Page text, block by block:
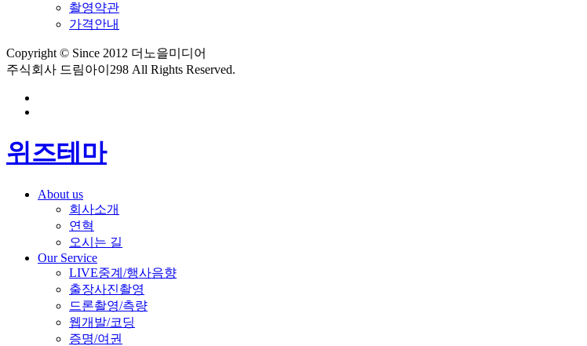
촬영약관
가격안내
Copyright © Since 2012 더노을미디어
주식회사 드림아이298 All Rights Reserved.
위즈테마
About us
회사소개
연혁
오시는 길
Our Service
LIVE중계/행사음향
출장사진촬영
드론촬영/측량
웹개발/코딩
증명/여권